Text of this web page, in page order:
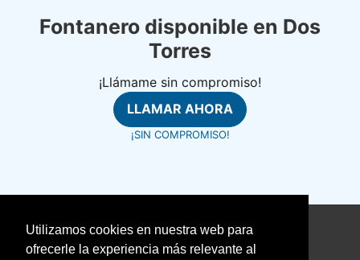
Utilizamos cookies en nuestra web para
ofrecerle la experiencia más relevante al
Fontanero disponible en Dos
Torres
¡Llámame sin compromiso!
LLAMAR AHORA
¡SIN COMPROMISO!
©fontanerosrapidos.com